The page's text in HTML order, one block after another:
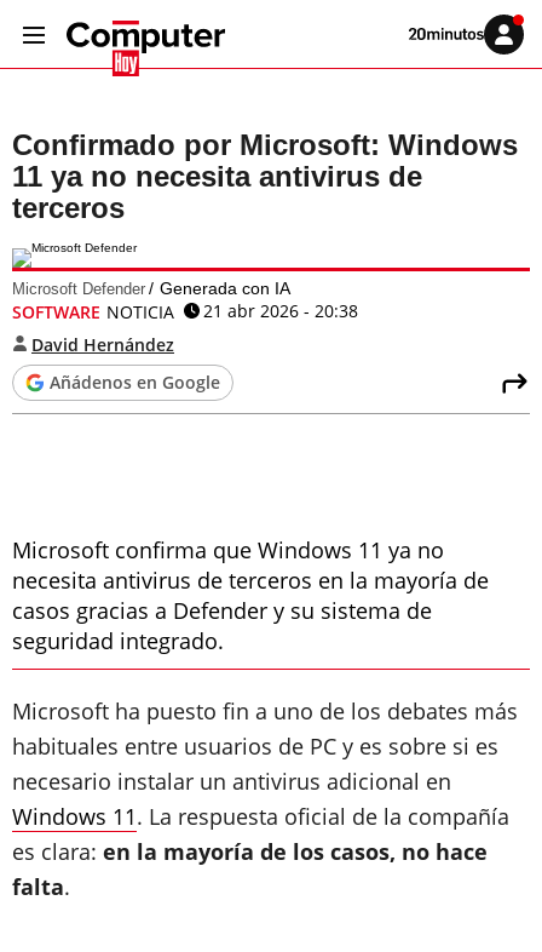
Volver
Iniciar
sesión
Confirmado por Microsoft: Windows
11 ya no necesita antivirus de
terceros
Microsoft Defender Generada con IA
SOFTWARE NOTICIA
21 abr 2026 - 20:38
David Hernández
Añádenos en Google
Microsoft confirma que Windows 11 ya no
necesita antivirus de terceros en la mayoría de
casos gracias a Defender y su sistema de
seguridad integrado.
Microsoft ha puesto fin a uno de los debates más
habituales entre usuarios de PC y es sobre si es
necesario instalar un antivirus adicional en
Windows 11. La respuesta oficial de la compañía
es clara: en la mayoría de los casos, no hace
falta.